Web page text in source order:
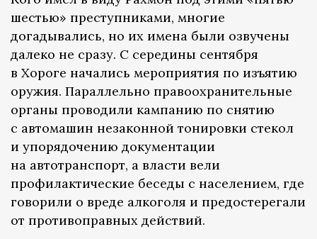
шестью» преступниками, многие
догадывались, но их имена были озвучены
далеко не сразу. С середины сентября
в Хороге начались мероприятия по изъятию
оружия. Параллельно правоохранительные
органы проводили кампанию по снятию
с автомашин незаконной тонировки стекол
и упорядочению документации
на автотранспорт, а власти вели
профилактические беседы с населением, где
говорили о вреде алкоголя и предостерегали
от противоправных действий.